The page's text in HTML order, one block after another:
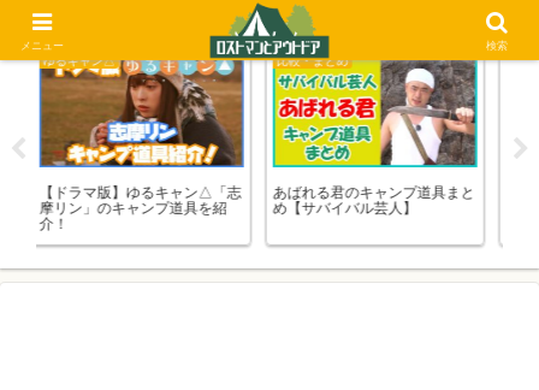
比較・まとめ
冬キャンプに使える薪ストーブ
の選び方とオススメ
比較・まとめ
キャンプの快適ベッド！コット
の選び方とおすすめを紹介！
比
メニュー 検索